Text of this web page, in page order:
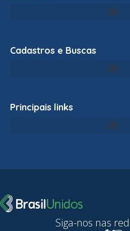
Cadastros e Buscas
Principais links
Siga-nos nas